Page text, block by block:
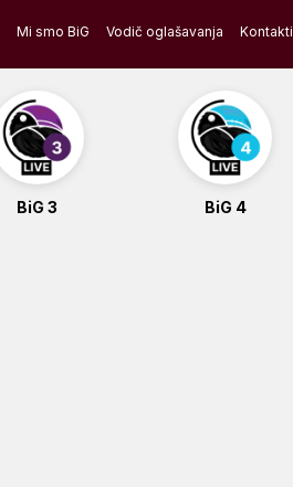
Mi smo BiG Vodič oglašavanja
BiG 3 BiG 4